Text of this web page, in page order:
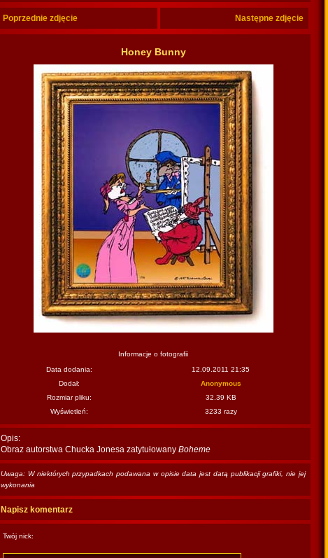
Poprzednie zdjęcie Następne zdjęcie
Honey Bunny
Informacje o fotografii
Data dodania:
12.09.2011 21:35
Dodał:
Anonymous
Rozmiar pliku:
32.39 KB
Wyświetleń:
3233 razy
Opis:
Obraz autorstwa Chucka Jonesa zatytułowany Boheme
Uwaga: W niektórych przypadkach podawana w opisie data jest datą publikacji grafiki, nie jej
wykonania
Napisz komentarz
Twój nick: